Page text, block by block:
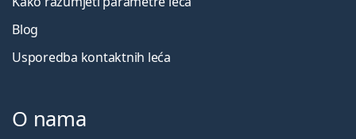
Blog
Usporedba kontaktnih leća
O nama